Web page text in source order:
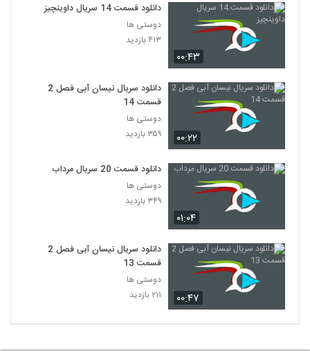
۰۰:۴۳
دانلود قسمت 14 سریال داوینچیز
دوستی ها
۴۱۳ بازدید
۰۰:۲۲
دانلود سریال نیسان آبی فصل 2
قسمت 14
دوستی ها
۳۵۹ بازدید
۰۱:۰۴
دانلود قسمت 20 سریال مرداب
دوستی ها
۳۴۹ بازدید
۰۰:۴۷
دانلود سریال نیسان آبی فصل 2
قسمت 13
دوستی ها
۲۱۱ بازدید